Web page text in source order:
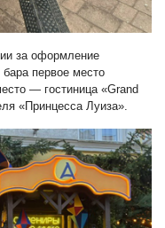
за оформление
первое место
— гостиница «Grand
«Принцесса Луиза».